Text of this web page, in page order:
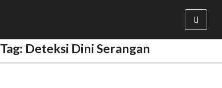
Tag: Deteksi Dini Serangan